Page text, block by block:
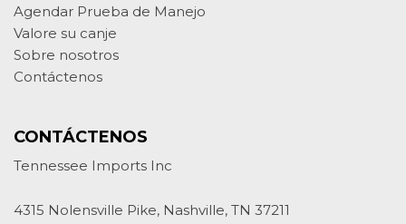
Agendar Prueba de Manejo
Valore su canje
Sobre nosotros
Contáctenos
CONTÁCTENOS
Tennessee Imports Inc
4315 Nolensville Pike, Nashville, TN 37211